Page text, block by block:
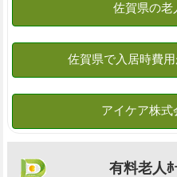
有料老人ﾎ